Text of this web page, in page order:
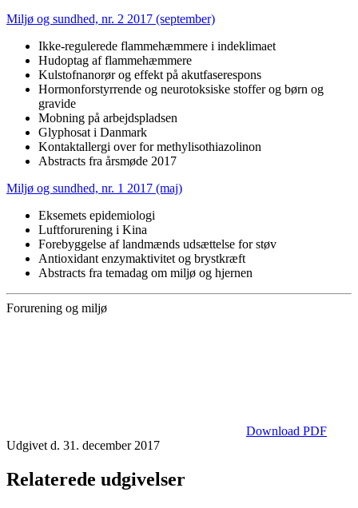
Miljø og sundhed, nr. 2 2017 (september)
Ikke-regulerede flammehæmmere i indeklimaet
Hudoptag af flammehæmmere
Kulstofnanorør og effekt på akutfaserespons
Hormonforstyrrende og neurotoksiske stoffer og børn og
gravide
Mobning på arbejdspladsen
Glyphosat i Danmark
Kontaktallergi over for methylisothiazolinon
Abstracts fra årsmøde 2017
Miljø og sundhed, nr. 1 2017 (maj)
Eksemets epidemiologi
Luftforurening i Kina
Forebyggelse af landmænds udsættelse for støv
Antioxidant enzymaktivitet og brystkræft
Abstracts fra temadag om miljø og hjernen
Forurening og miljø
Download PDF
Udgivet d. 31. december 2017
Relaterede udgivelser